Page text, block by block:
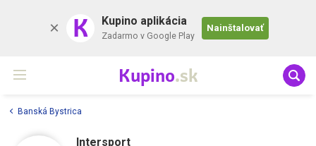
K Kupino aplikácia
Zadarmo v Google Play
Nainštalovať
Kupino.sk
Banská Bystrica
Intersport